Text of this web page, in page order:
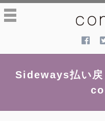
toggle
navigation
Sideways払い戻